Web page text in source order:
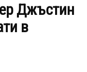
Джъстин
в